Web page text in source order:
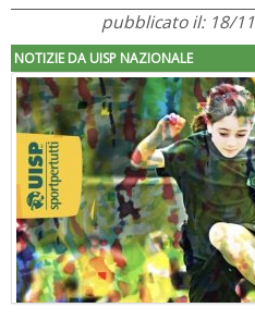
pubblicato il: 18/
NOTIZIE DA UISP NAZIONALE